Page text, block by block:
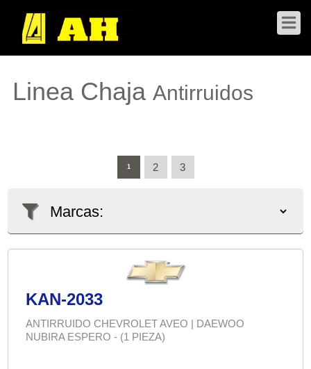
Linea Chaja Antirruidos
1 2 3
KAN-2033
ANTIRRUIDO CHEVROLET AVEO | DAEWOO
NUBIRA ESPERO - (1 PIEZA)